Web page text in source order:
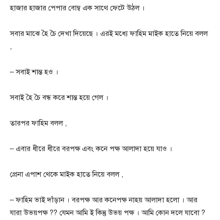
হাজার হাজার পেপার বোম্ব এক সাথে ফেটে উঠল ।
সবার মাঝে হৈ চৈ দেখা দিয়েছে । এর‌ই মধ্যে ফাহিম মাইক হাতে নিয়ে বলল
,
– সবাই শান্ত হ‌ও ।
সবাই হৈ চৈ বন্ধ করে শান্ত হয়ে গেল ।
তারপর ফাহিম বলল ,
– এবার ধীরে ধীরে বরপক্ষ এবং কনে পক্ষ আলাদা হয়ে যাও ।
প্রেনা এপাশ থেকে মাইক হাতে নিয়ে বলল ,
– ফাহিম ভাই দাঁড়ান । বরপক্ষ আর কনেপক্ষ নাহয় আলাদা হলো । আর
যারা উভয়পক্ষ ?? যেমন আমি ই কিন্তু উভয় পক্ষ । আমি কোন দলে যাবো ?